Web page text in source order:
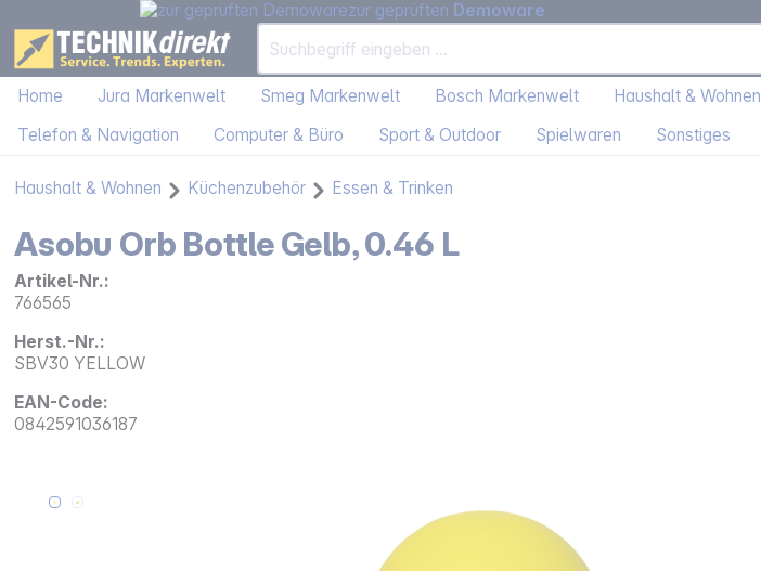
zur geprüften Demoware
Home Jura Markenwelt Smeg Markenwelt Bosch Markenwelt Haushalt & Wohnen
Telefon & Navigation
Computer & Büro Sport & Outdoor Spielwaren Sonstiges
Haushalt & Wohnen Küchenzubehör Essen & Trinken
Asobu Orb Bottle Gelb, 0.46 L
Artikel-Nr.:
766565
Herst.-Nr.:
SBV30 YELLOW
EAN-Code:
0842591036187
Bildergalerie überspringen